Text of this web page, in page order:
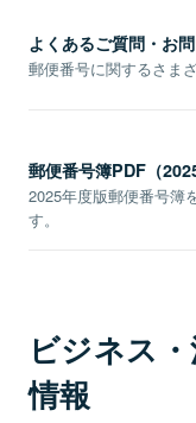
よくあるご質問・お
郵便番号に関するさま
郵便番号簿PDF（
2025年度版郵便番号簿
す。
ビジネス
情報